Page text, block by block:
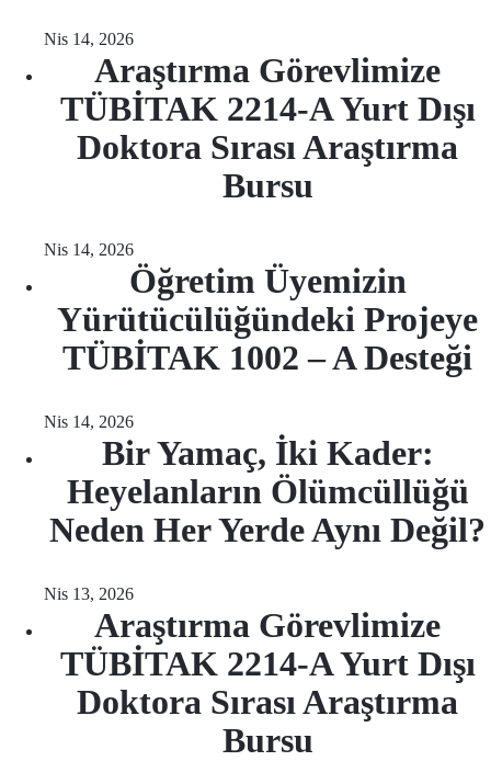
Nis 14, 2026
Araştırma Görevlimize
TÜBİTAK 2214-A Yurt Dışı
Doktora Sırası Araştırma
Bursu
Nis 14, 2026
Öğretim Üyemizin
Yürütücülüğündeki Projeye
TÜBİTAK 1002 – A Desteği
Nis 14, 2026
Bir Yamaç, İki Kader:
Heyelanların Ölümcüllüğü
Neden Her Yerde Aynı Değil?
Nis 13, 2026
Araştırma Görevlimize
TÜBİTAK 2214-A Yurt Dışı
Doktora Sırası Araştırma
Bursu